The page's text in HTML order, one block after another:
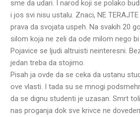
sme da udari. I narod koji se polako
i jos svi nisu ustalu. Znaci, NE
prava da svojata uspeh. Na svakih 20
silom koja ne zeli da ode milom nego
Pojavice se ljudi altruisti neinteresni.
jedan treba da stojimo.
Pisah ja ovde da se ceka da ustanu
ove vlasti. I tada su se mnogi
da se dignu studenti je uzasan. Smrt
nas proganja dok sve krivce ne